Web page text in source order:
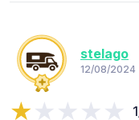
stelago
12/08/2024